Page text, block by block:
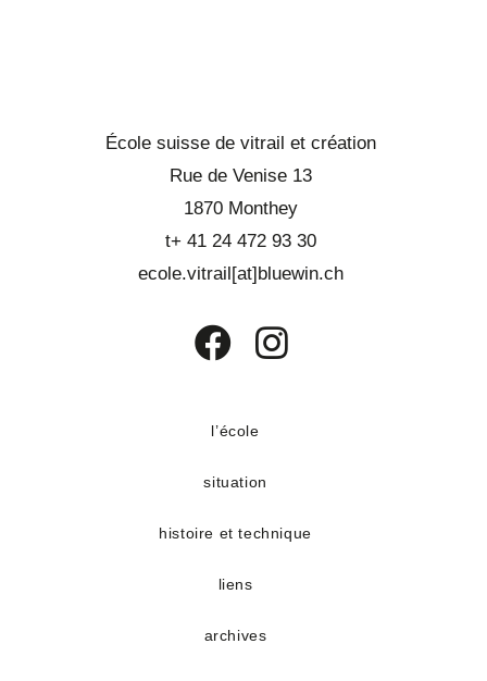
École suisse de vitrail et création
Rue de Venise 13
1870 Monthey
t+ 41 24 472 93 30
ecole.vitrail[at]bluewin.ch
un
onglet
l’école
situation
histoire et technique
liens
archives